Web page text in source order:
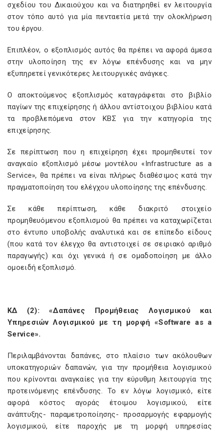
σχεδίου του Δικαιούχου και να διατηρηθεί εν λειτουργία
στον τόπο αυτό για μία πενταετία μετά την ολοκλήρωση
του έργου.
Επιπλέον, ο εξοπλισμός αυτός θα πρέπει να αφορά άμεσα
στην υλοποίηση της εν λόγω επένδυσης και να μην
εξυπηρετεί γενικότερες λειτουργικές ανάγκες.
O αποκτούμενος εξοπλισμός καταγράφεται στο βιβλίο
παγίων της επιχείρησης ή άλλου αντίστοιχου βιβλίου κατά
τα προβλεπόμενα στον ΚΒΣ για την κατηγορία της
επιχείρησης.
Σε περίπτωση που η επιχείρηση έχει προμηθευτεί τον
αναγκαίο εξοπλισμό μέσω μοντέλου «Ιnfrastructure as a
Service», θα πρέπει να είναι πλήρως διαθέσιμος κατά την
πραγματοποίηση του ελέγχου υλοποίησης της επένδυσης.
Σε κάθε περίπτωση, κάθε διακριτό στοιχείο
προμηθευόμενου εξοπλισμού θα πρέπει να καταχωρίζεται
στο έντυπο υποβολής αναλυτικά και σε επίπεδο είδους
(που κατά τον έλεγχο θα αντιστοιχεί σε σειριακό αριθμό
παραγωγής) και όχι γενικά ή σε ομαδοποίηση με άλλο
ομοειδή εξοπλισμό.
ΚΔ (2): «Δαπάνες Προμήθειας Λογισμικού και
Υπηρεσιών Λογισμικού με τη μορφή «Software as a
Service».
Περιλαμβάνονται δαπάνες, στο πλαίσιο των ακόλουθων
υποκατηγοριών δαπανών, για την προμήθεια λογισμικού
που κρίνονται αναγκαίες για την εύρυθμη λειτουργία της
προτεινόμενης επένδυσης. Το εν λόγω λογισμικό, είτε
αφορά κόστος αγοράς έτοιμου λογισμικού, είτε
ανάπτυξης- παραμετροποίησης- προσαρμογής εφαρμογής
λογισμικού, είτε παροχής με τη μορφή υπηρεσίας